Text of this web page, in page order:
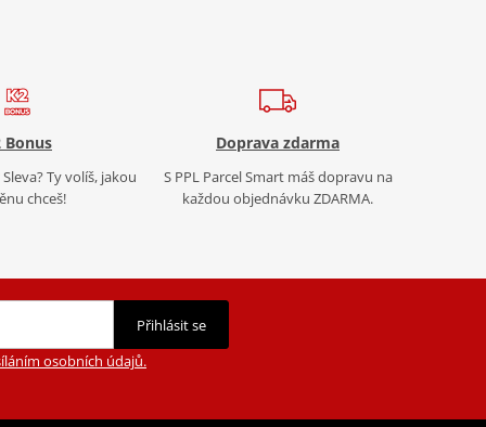
Bonus
Ty volíš, jakou
chceš!
Doprava zdarma
S PPL Parcel Smart máš dopravu na
každou objednávku ZDARMA.
Přihlásit se
osobních údajů.